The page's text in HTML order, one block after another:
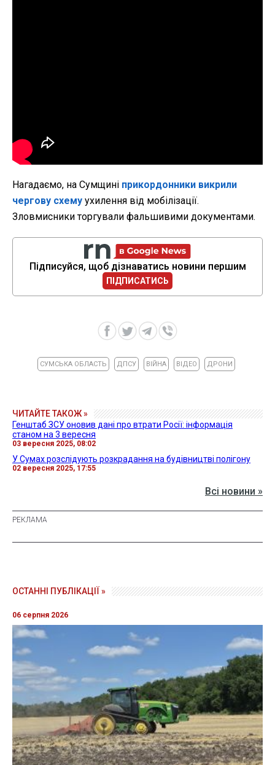
Нагадаємо, на Сумщині прикордонники викрили
чергову схему ухилення від мобілізації.
Зловмисники торгували фальшивими документами.
Підписуйся, щоб дізнаватись новини першим
ПІДПИСАТИСЬ
СУМСЬКА ОБЛАСТЬ ДПСУ ВІЙНА ВІДЕО ДРОНИ
ЧИТАЙТЕ ТАКОЖ »
Генштаб ЗСУ оновив дані про втрати Росії: інформація
станом на 3 вересня
03 вересня 2025, 08:02
У Сумах розслідують розкрадання на будівництві полігону
02 вересня 2025, 17:55
Всі новини »
ОСТАННІ ПУБЛІКАЦІЇ »
06 серпня 2026